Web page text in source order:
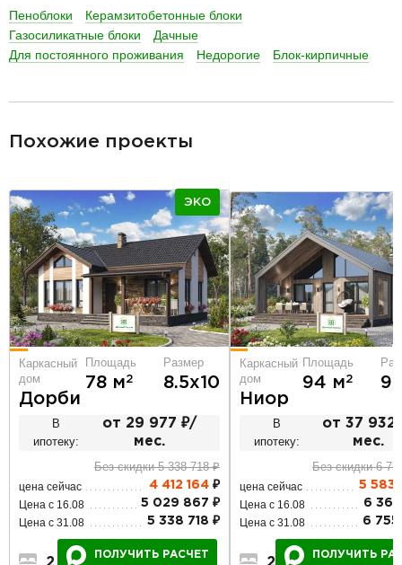
Пеноблоки
Керамзитобетонные блоки
Газосиликатные блоки
Дачные
Для постоянного проживания
Недорогие Блок-кирпичные
Похожие проекты
ЭКО
Каркасный
дом
Дорби
Площадь
78 м2
Размер
8.5х10
В
ипотеку:
от 29 977 ₽/
мес.
Без скидки 5 338 718 ₽
цена сейчас 4 412 164 ₽
Цена с 16.08 5 029 867 ₽
Цена с 31.08 5 338 718 ₽
ПОЛУЧИТЬ РАСЧЕТ
Каркасный
дом
Ниор
Площадь
94 м2
В
ипотеку:
от 37 932
мес.
Без скидки 6
цена сейчас 5 583
Цена с 16.08 6 364
Цена с 31.08 6 755
ПОЛУЧИТЬ